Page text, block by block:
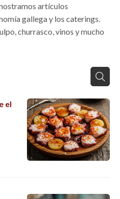
artículos
gallega y los caterings.
churrasco, vinos y mucho
el